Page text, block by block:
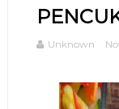
Unknown